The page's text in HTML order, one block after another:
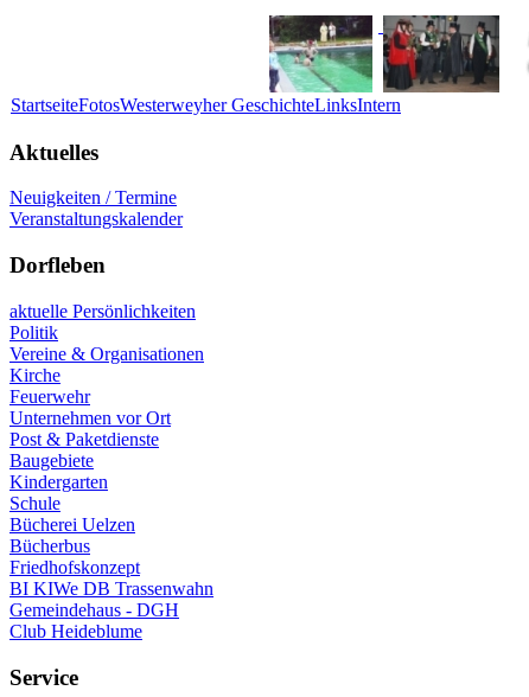
StartseiteFotosWesterweyher GeschichteLinksIntern
Aktuelles
Neuigkeiten / Termine
Veranstaltungskalender
Dorfleben
aktuelle Persönlichkeiten
Politik
Vereine & Organisationen
Kirche
Feuerwehr
Unternehmen vor Ort
Post & Paketdienste
Baugebiete
Kindergarten
Schule
Bücherei Uelzen
Bücherbus
Friedhofskonzept
BI KIWe DB Trassenwahn
Gemeindehaus - DGH
Club Heideblume
Service